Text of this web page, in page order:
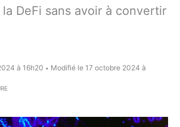
DeFi sans avoir à convertir
à 16h20 • Modifié le 17 octobre 2024 à